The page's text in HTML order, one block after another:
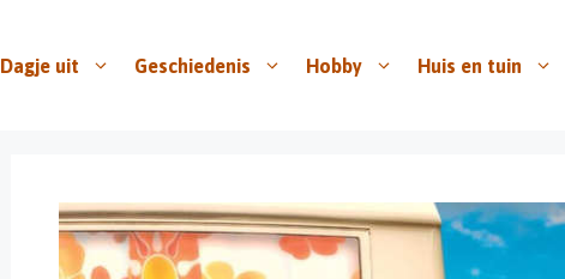
Dagje uit Geschiedenis Hobby Huis en tuin